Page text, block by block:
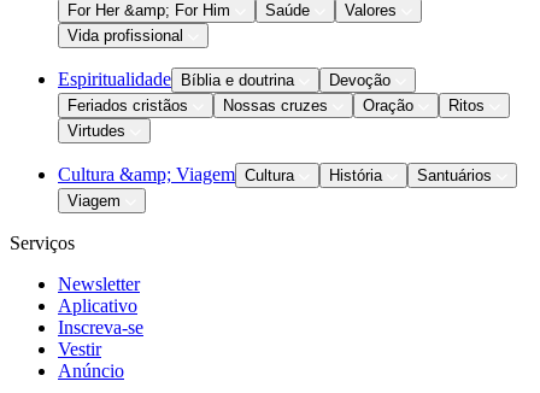
For Her &amp; For Him
Saúde
Valores
Vida profissional
Espiritualidade Bíblia e doutrina
Devoção
Feriados cristãos
Nossas cruzes Oração
Ritos
Virtudes
Cultura &amp; Viagem Cultura História
Santuários
Viagem
Serviços
Newsletter
Aplicativo
Inscreva-se
Vestir
Anúncio